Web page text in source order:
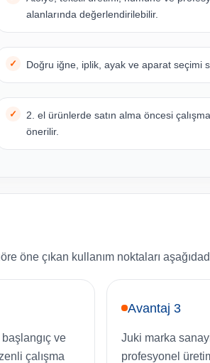
alanlarında değerlendirilebilir.
Doğru iğne, iplik, ayak ve aparat seçimi
2. el ürünlerde satın alma öncesi
önerilir.
öne çıkan kullanım noktaları
başlangıç ve
çalışma
Avantaj 3
Juki marka
profesyonel